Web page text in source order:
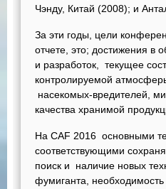
Чэнду, Китай (2008); и
За эти годы, цели
отчете, это; достижения в
и разработок, текущее
контролируемой
насекомых-вредителей,
качества хранимой
На CAF 2016 основными
соответствующими
поиск и наличие новых
фумиганта,